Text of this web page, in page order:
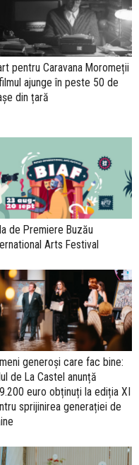
pentru Caravana Moromeții
ajunge în peste 50 de
din țară
de Premiere Buzău
Arts Festival
generoși care fac bine:
de La Castel anunță
euro obținuți la ediția XI
sprijinirea generației de